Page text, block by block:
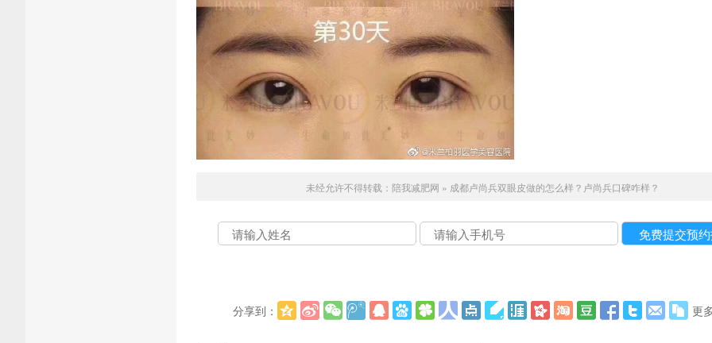
未经允许不得转载： 陪我减肥网 » 成都卢尚兵双眼皮做的怎么样？卢尚兵口碑咋样？
分享到： 更